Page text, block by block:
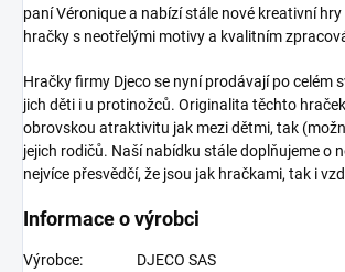
paní Véronique a nabízí stále nové kreativní
hračky s neotřelými motivy a kvalitním
Hračky firmy Djecose nyní prodávají po celém
jich děti i u protinožců. Originalita těchto
obrovskou atraktivitu jak mezi dětmi, tak
jejich rodičů. Naší nabídku stále doplňujeme o
nejvíce přesvědčí, že jsou jak hračkami, tak i
Informace o výrobci
Výrobce:
DJECO SAS